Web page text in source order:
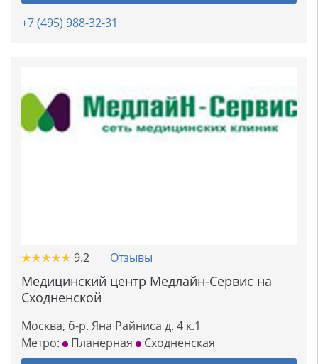
+7 (495) 988-32-31
★★★★★
★★★★★ 9.2 Отзывы
Медицинский центр Медлайн-Сервис на
Сходненской
Москва, б-р. Яна Райниса д. 4 к.1
Метро:
Планерная Сходненская